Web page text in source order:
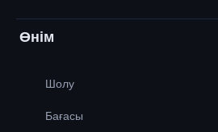
Өнім
Шолу
Бағасы